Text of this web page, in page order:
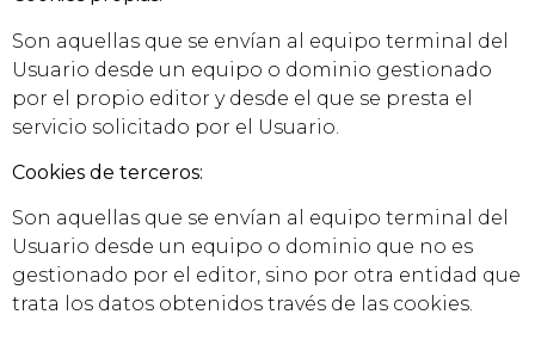
Son aquellas que se envían al equipo terminal del
Usuario desde un equipo o dominio gestionado
por el propio editor y desde el que se presta el
servicio solicitado por el Usuario.
Cookies de terceros:
Son aquellas que se envían al equipo terminal del
Usuario desde un equipo o dominio que no es
gestionado por el editor, sino por otra entidad que
trata los datos obtenidos través de las cookies.